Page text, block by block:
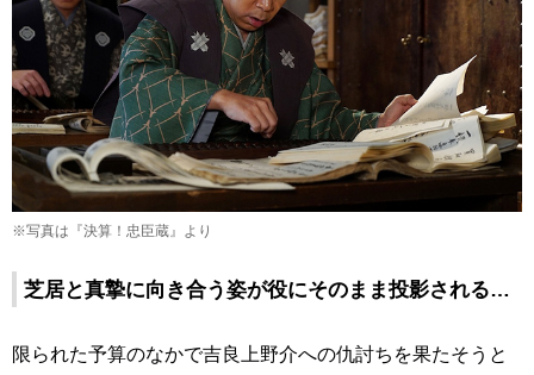
※写真は『決算！忠臣蔵』より
芝居と真摯に向き合う姿が役にそのまま投影される…
限られた予算のなかで吉良上野介への仇討ちを果たそうと